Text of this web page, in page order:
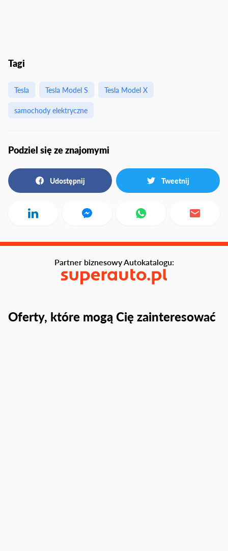
Tagi
Tesla Tesla Model S
Tesla Model X
samochody elektryczne
Podziel się ze znajomymi
Udostępnij Tweetnij
Oferty, które mogą Cię zainteresować
Partner biznesowy Autokatalogu: